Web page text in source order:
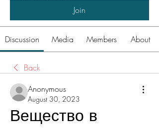
Join
Discussion Media Members About
Back
Anonymous
August 30, 2023
Вещество в